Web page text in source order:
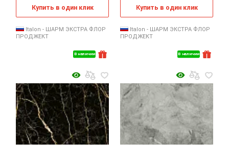
В наличии
Купить в один клик
Italon - ШАРМ ЭКСТРА ФЛОР
ПРОДЖЕКТ
В наличии
Купить в один клик
Italon - ШАРМ ЭКСТРА ФЛОР
ПРОДЖЕКТ